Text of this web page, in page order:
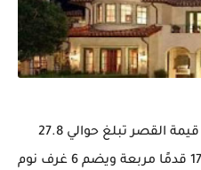
ووفقا لصحيفة الديلي ميل فإن قيمة القصر تبلغ حوالي 27.8
مليون دولار وتبلغ مساحته 17630 قدمًا مربعة ويضم 6 غرف نوم